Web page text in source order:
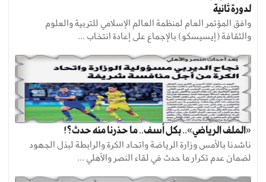
لدورة ثانية
وافق المؤتمر العام لمنظمة العالم الإسلامي للتربية والعلوم
والثقافة (إيسيسكو) بالإجماع على إعادة انتخاب ...
«الملف الرياضي».. بكل أسف.. ما حذرنا منه حدث؟!
ناشدنا بالأمس وزارة الرياضة واتحاد الكرة والرابطة لبذل الجهود
لضمان عدم تكرار ما حدث في لقاء النصر والأهلي ...